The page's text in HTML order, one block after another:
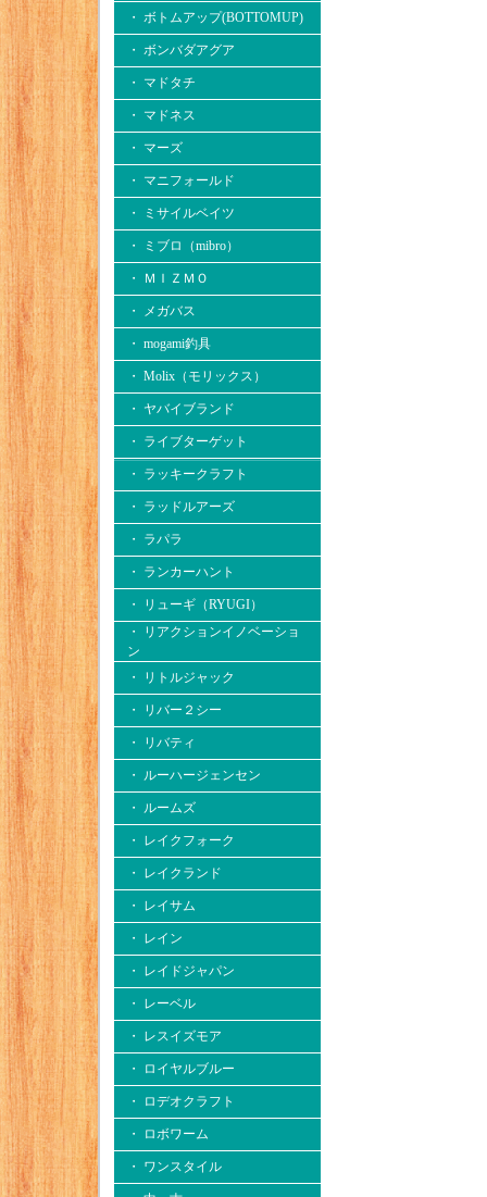
・ ボトムアップ(BOTTOMUP)
・ ボンバダアグア
・ マドタチ
・ マドネス
・ マーズ
・ マニフォールド
・ ミサイルベイツ
・ ミブロ（mibro）
・ ＭＩＺＭＯ
・ メガバス
・ mogami釣具
・ Molix（モリックス）
・ ヤバイブランド
・ ライブターゲット
・ ラッキークラフト
・ ラッドルアーズ
・ ラパラ
・ ランカーハント
・ リューギ（RYUGI）
・ リアクションイノベーショ
ン
・ リトルジャック
・ リバー２シー
・ リバティ
・ ルーハージェンセン
・ ルームズ
・ レイクフォーク
・ レイクランド
・ レイサム
・ レイン
・ レイドジャパン
・ レーベル
・ レスイズモア
・ ロイヤルブルー
・ ロデオクラフト
・ ロボワーム
・ ワンスタイル